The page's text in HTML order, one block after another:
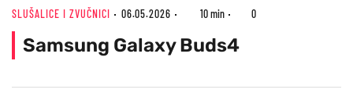
SLUŠALICE I ZVUČNICI 06.05.2026 10 min 0
Samsung Galaxy Buds4